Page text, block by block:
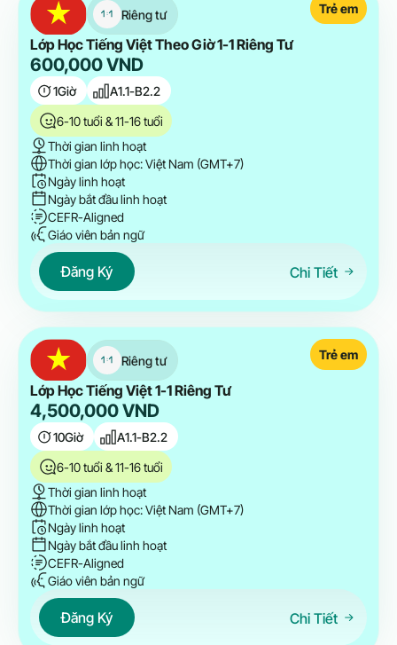
Riêng tư
Lớp Học Tiếng Việt Theo Giờ 1-1 Riêng Tư
600,000VND
1Giờ A1.1-B2.2
Trẻ em
6-10 tuổi & 11-16 tuổi
Thời gian linh hoạt
Thời gian lớp học: Việt Nam (GMT+7)
Ngày linh hoạt
Ngày bắt đầu linh hoạt
CEFR-Aligned
Giáo viên bản ngữ
Đăng Ký Chi Tiết
Riêng tư
Lớp Học Tiếng Việt 1-1 Riêng Tư
4,500,000VND
10Giờ A1.1-B2.2
Trẻ em
6-10 tuổi & 11-16 tuổi
Thời gian linh hoạt
Thời gian lớp học: Việt Nam (GMT+7)
Ngày linh hoạt
Ngày bắt đầu linh hoạt
CEFR-Aligned
Giáo viên bản ngữ
Đăng Ký Chi Tiết